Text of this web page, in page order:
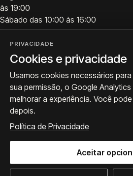
às 19:00
Sábado das 10:00 às 16:00
Visite
Atendimento para acervo,
avaliações e visitas.
Como chegar
© 2026 ProArte Galeria -Desenvolvido por
PRIVACIDADE
Cookies e privacidade
Usamos cookies necessários
sua permissão, o Google
melhorar a experiência. Você
depois.
Política de Privacidade
Aceitar